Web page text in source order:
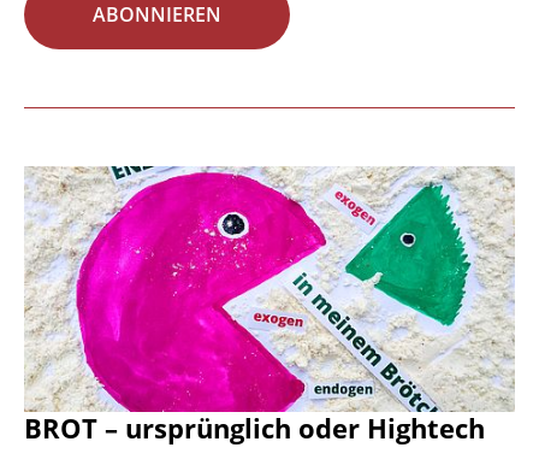
ABONNIEREN
BROT – ursprünglich oder Hightech